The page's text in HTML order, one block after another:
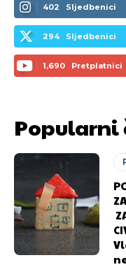
402 Sljedbenici
294 Sljedbenici
1,690 Pretplatnici
Popularni